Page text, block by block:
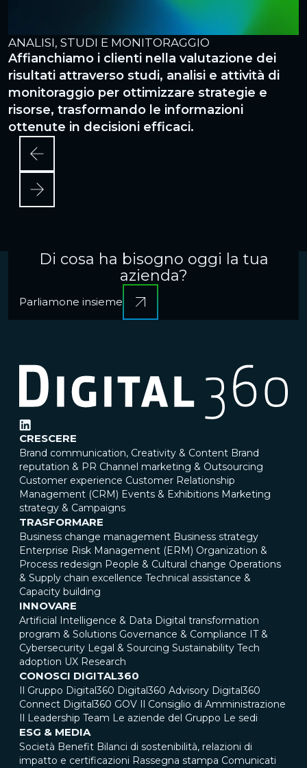
ANALISI, STUDI E MONITORAGGIO
Affianchiamo​​ i clienti nella valutazione dei
risultati attraverso studi, analisi e attività di
monitoraggio per ottimizzare strategie e
risorse, trasformando le informazioni
ottenute in decisioni efficaci.
Di cosa ha bisogno oggi la tua
azienda?
Parliamone insieme
CRESCERE
Brand communication, Creativity & Content Brand
reputation & PR Channel marketing & Outsourcing
Customer experience Customer Relationship
Management (CRM) Events & Exhibitions Marketing
strategy & Campaigns
TRASFORMARE
Business change management Business strategy
Enterprise Risk Management (ERM) Organization &
Process redesign People & Cultural change Operations
& Supply chain excellence Technical assistance &
Capacity building
INNOVARE
Artificial Intelligence & Data Digital transformation
program & Solutions Governance & Compliance IT &
Cybersecurity Legal & Sourcing Sustainability Tech
adoption UX Research
CONOSCI DIGITAL360
Il Gruppo Digital360 Digital360 Advisory Digital360
Connect Digital360 GOV Il Consiglio di Amministrazione
Il Leadership Team Le aziende del Gruppo Le sedi
ESG & MEDIA
Società Benefit Bilanci di sostenibilità, relazioni di
impatto e certificazioni Rassegna stampa Comunicati